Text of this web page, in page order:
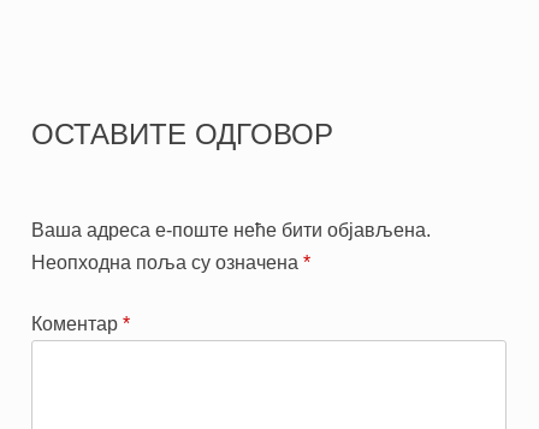
ОСТАВИТЕ ОДГОВОР
Ваша адреса е-поште неће бити објављена.
Неопходна поља су означена*
Коментар*